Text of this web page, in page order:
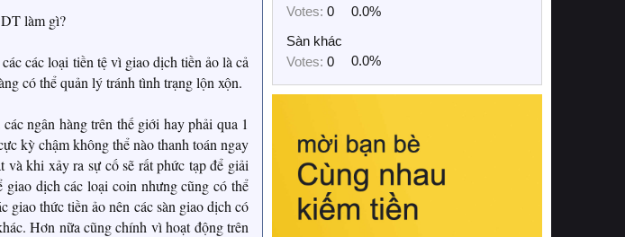
làm gì?
các loại tiền tệ vì giao dịch tiền ảo là cả
có thể quản lý tránh tình trạng lộn xộn.
ngân hàng trên thế giới hay phải qua 1
kỳ chậm không thể nào thanh toán ngay
khi xảy ra sự cố sẽ rất phức tạp để giải
dịch các loại coin nhưng cũng có thể
thức tiền ảo nên các sàn giao dịch có
Hơn nữa cũng chính vì hoạt động trên
Votes: 0
0.0%
Sàn khác
Votes: 0 0.0%